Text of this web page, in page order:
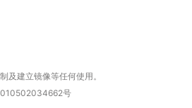
及建立镜像等任何使用。
号